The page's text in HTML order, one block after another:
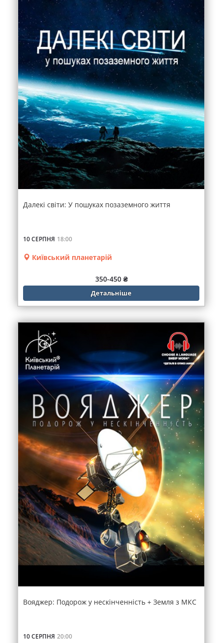
Далекі світи: У пошуках позаземного життя
10 СЕРПНЯ 18:00
Київський планетарій
350-450 ₴
Детальніше
Вояджер: Подорож у нескінченність + Земля з МКС
10 СЕРПНЯ 20:00